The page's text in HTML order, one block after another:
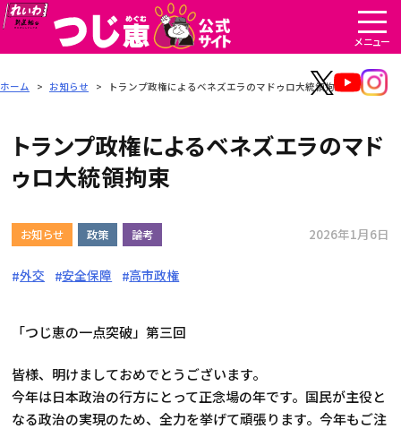
ホーム > お知らせ > トランプ政権によるベネズエラのマドゥロ大統領拘束
トランプ政権によるベネズエラのマド
ゥロ大統領拘束
お知らせ 政策 論考 2026年1月6日
外交 安全保障 高市政権
「つじ恵の一点突破」第三回
皆様、明けましておめでとうございます。
今年は日本政治の行方にとって正念場の年です。国民が主役と
なる政治の実現のため、全力を挙げて頑張ります。今年もご注